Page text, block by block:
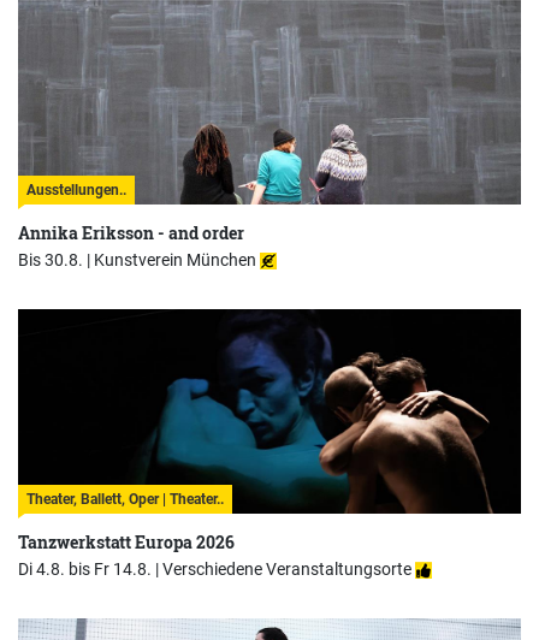
Ausstellungen..
Annika Eriksson - and order
Bis 30.8. | Kunstverein München
Theater, Ballett, Oper | Theater..
Tanzwerkstatt Europa 2026
Di 4.8. bis Fr 14.8. |Verschiedene Veranstaltungsorte